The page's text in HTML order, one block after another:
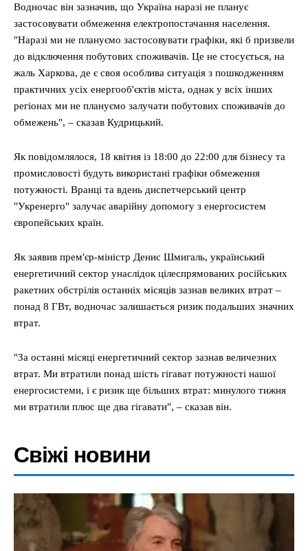
Водночас він зазначив, що Україна наразі не планує
застосовувати обмеження електропостачання населення.
"Наразі ми не плануємо застосовувати графіки, які б призвели
до відключення побутових споживачів. Це не стосується, на
жаль Харкова, де є своя особлива ситуація з пошкодженням
практичних усіх енергооб'єктів міста, однак у всіх інших
регіонах ми не плануємо залучати побутових споживачів до
обмежень", – сказав Кудрицький.
Як повідомлялося, 18 квітня із 18:00 до 22:00 для бізнесу та
промисловості будуть використані графіки обмеження
потужності. Вранці та вдень диспетчерський центр
"Укренерго" залучає аварійну допомогу з енергосистем
європейських країн.
Як заявив прем'єр-міністр Денис Шмигаль, український
енергетичний сектор унаслідок цілеспрямованих російських
ракетних обстрілів останніх місяців зазнав великих втрат –
понад 8 ГВт, водночас залишається ризик подальших значних
втрат.
"За останні місяці енергетичний сектор зазнав величезних
втрат. Ми втратили понад шість гігават потужності нашої
енергосистеми, і є ризик ще більших втрат: минулого тижня
ми втратили плюс ще два гігавати", – сказав він.
Свіжі новини